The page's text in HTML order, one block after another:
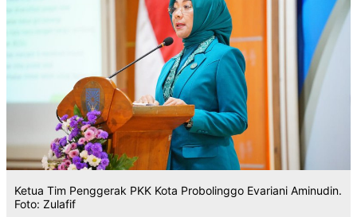
Ketua Tim Penggerak PKK Kota Probolinggo Evariani Aminudin.
Foto: Zulafif